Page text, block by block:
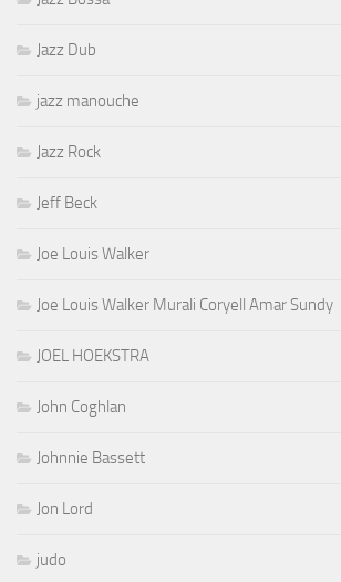
Jazz Dub
jazz manouche
Jazz Rock
Jeff Beck
Joe Louis Walker
Joe Louis Walker Murali Coryell Amar Sundy
JOEL HOEKSTRA
John Coghlan
Johnnie Bassett
Jon Lord
judo